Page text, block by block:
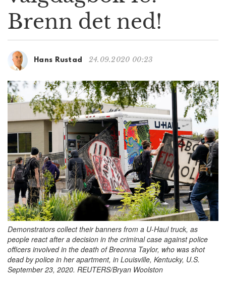
a
t
i
n
Brenn det ned!
Hans Rustad 24.09.2020 00:23
Demonstrators collect their banners from a U-Haul truck, as
people react after a decision in the criminal case against police
officers involved in the death of Breonna Taylor, who was shot
dead by police in her apartment, in Louisville, Kentucky, U.S.
September 23, 2020. REUTERS/Bryan Woolston